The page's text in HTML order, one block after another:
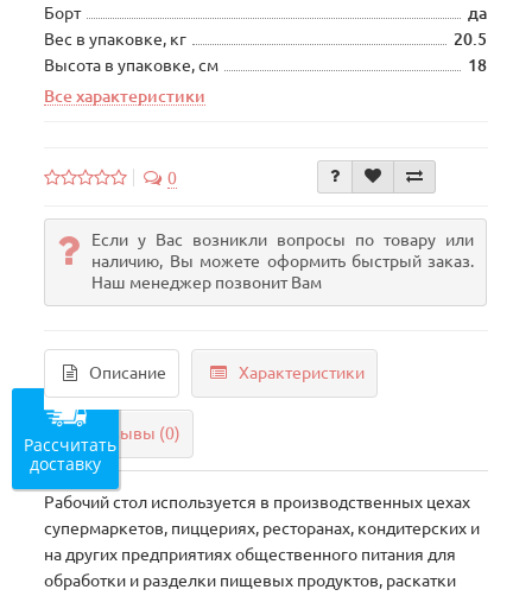
Борт
да
Вес в упаковке, кг
20.5
Высота в упаковке, см
18
Все характеристики
0
Если у Вас возникли вопросы по товару или
наличию, Вы можете оформить быстрый заказ.
Наш менеджер позвонит Вам
Описание Характеристики
Отзывы (0)
Рабочий стол используется в производственных цехах
супермаркетов, пиццериях, ресторанах, кондитерских и
на других предприятиях общественного питания для
обработки и разделки пищевых продуктов, раскатки
Рассчитать
доставку